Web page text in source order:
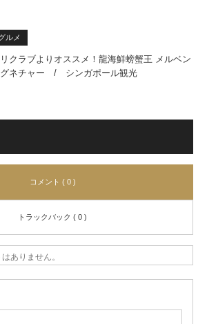
ルメ
クラブよりオススメ！龍海鮮螃蟹王 メルベン
ネチャー / シンガポール観光
コメント ( 0 )
トラックバック ( 0 )
ありません。